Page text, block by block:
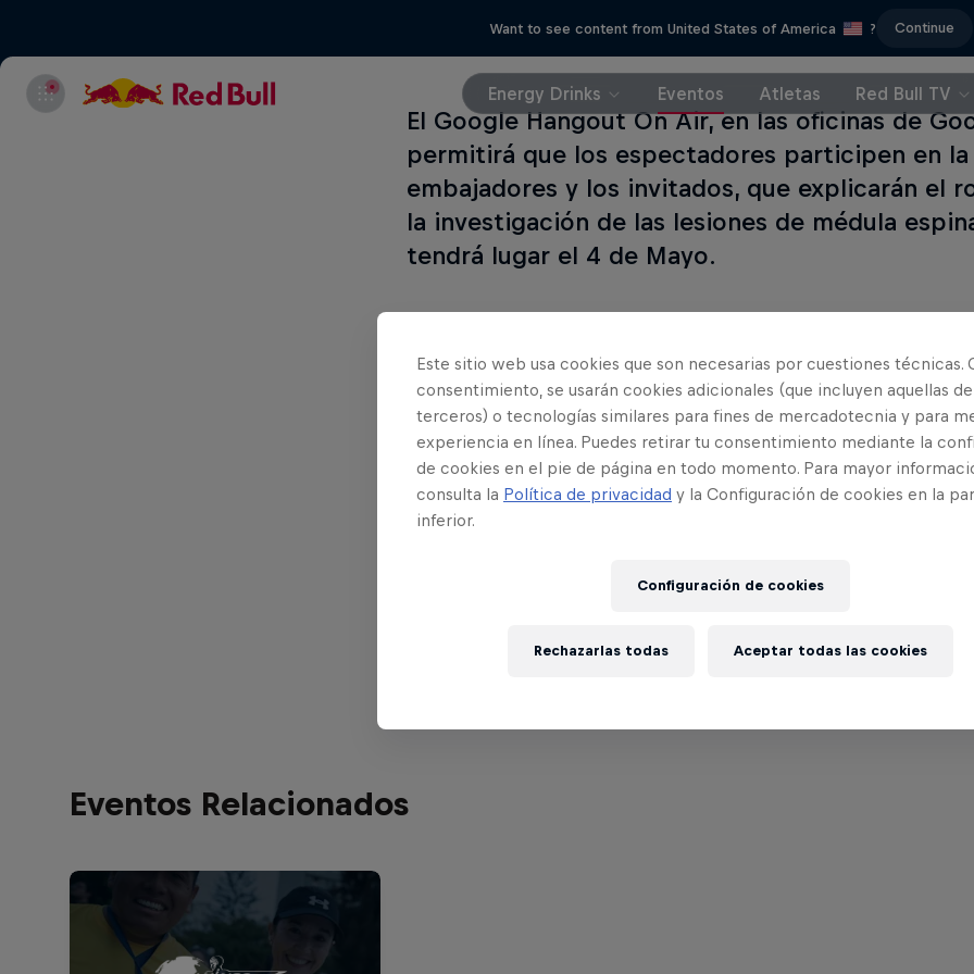
Want to see content from United States of America ? Continue
Energy Drinks Eventos Atletas Red Bull TV
El Google Hangout On Air, en las oficinas de
permitirá que los espectadores participen en
embajadores y los invitados, que explicarán el
la investigación de las lesiones de médula
tendrá lugar el 4 de Mayo.
Patrocinadores
Eventos Relacionados
Este sitio web usa cookies que son necesarias por cuestiones técnicas.
consentimiento, se usarán cookies adicionales (que incluyen aquellas de
terceros) o tecnologías similares para fines de mercadotecnia y para
experiencia en línea. Puedes retirar tu consentimiento mediante la
de cookies en el pie de página en todo momento. Para mayor
consulta la Política de privacidad y la Configuración de cookies en la
inferior.
Configuración de cookies
Rechazarlas todas Aceptar todas las cookies